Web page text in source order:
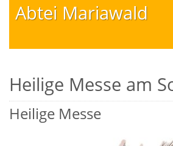
Abtei Mariawald
Heilige Messe am
Heilige Messe